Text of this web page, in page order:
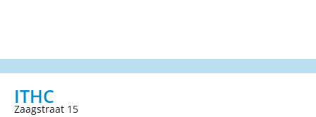
ITHC
Zaagstraat 15